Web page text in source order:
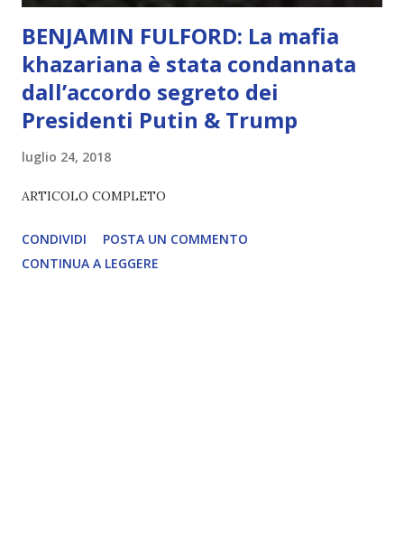
BENJAMIN FULFORD: La mafia
khazariana è stata condannata
dall’accordo segreto dei
Presidenti Putin & Trump
luglio 24, 2018
ARTICOLO COMPLETO
CONDIVIDI
POSTA UN COMMENTO
CONTINUA A LEGGERE